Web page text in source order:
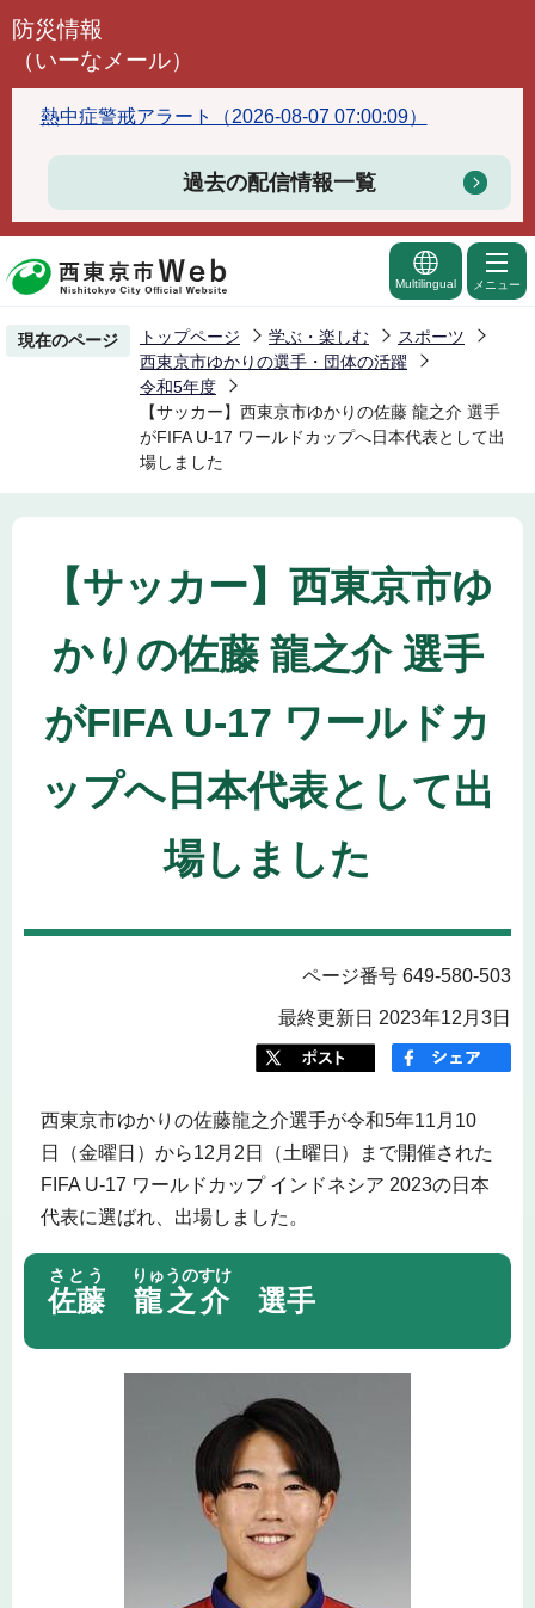
こ
頭
で
防災情報
（いーなメール）
熱中症警戒アラート（2026-08-07 07:00:09）
過去の配信情報一覧
Multilingual メニュー
現在のページ トップページ 学ぶ・楽しむ
スポーツ
西東京市ゆかりの選手・団体の活躍
令和5年度
【サッカー】西東京市ゆかりの佐藤 龍之介 選手
がFIFA U-17 ワールドカップへ日本代表として出
場しました
【サッカー】西東京市ゆ
かりの佐藤 龍之介 選手
がFIFA U-17 ワールドカ
ップへ日本代表として出
場しました
ページ番号 649-580-503
最終更新日 2023年12月3日
西東京市ゆかりの佐藤龍之介選手が令和5年11月10
日（金曜日）から12月2日（土曜日）まで開催された
FIFA U-17 ワールドカップ インドネシア 2023の日本
代表に選ばれ、出場しました。
佐藤
さとう
龍之介
りゅうのすけ
選手